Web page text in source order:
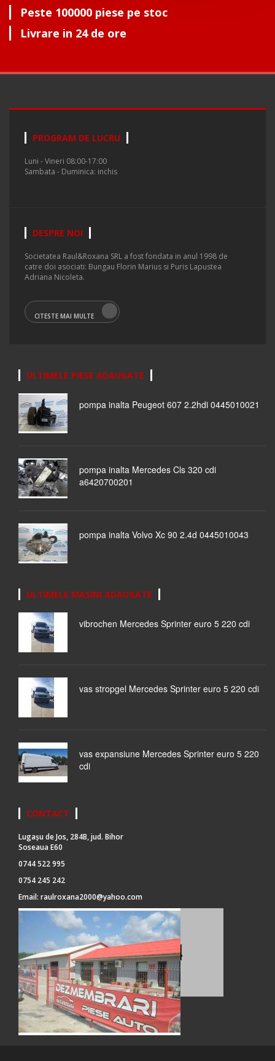
Peste 100000 piese pe stoc
Livrare in 24 de ore
PROGRAM DE LUCRU
Luni - Vineri 08:00-17:00
Sambata - Duminica: inchis
DESPRE NOI
Societatea Raul&Roxana SRL a fost fondata in anul 1998 de
catre doi asociati: Bungau Florin Marius si Puris Lapustea
Adriana Nicoleta.
CITESTE MAI MULTE
ULTIMELE PIESE ADAUGATE
pompa inalta Peugeot 607 2.2hdi 0445010021
pompa inalta Mercedes Cls 320 cdi
a6420700201
pompa inalta Volvo Xc 90 2.4d 0445010043
ULTIMELE MASINI ADAUGATE
vibrochen Mercedes Sprinter euro 5 220 cdi
vas stropgel Mercedes Sprinter euro 5 220 cdi
vas expansiune Mercedes Sprinter euro 5 220
cdi
CONTACT
Lugașu de Jos, 284B, jud. Bihor
Soseaua E60
0744 522 995
0754 245 242
Email: raulroxana2000@yahoo.com